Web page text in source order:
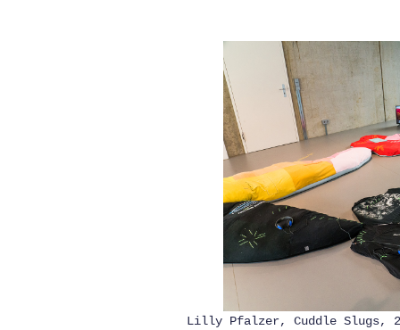
Lilly Pfalzer, Cuddle Slugs,